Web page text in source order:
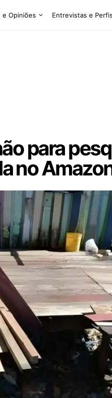
e Opiniões Entrevistas e Perfis
para
no